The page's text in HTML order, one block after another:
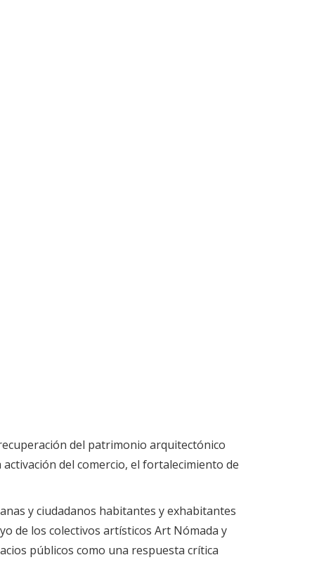
del patrimonio arquitectónico
del comercio, el fortalecimiento de
y ciudadanos habitantes y exhabitantes
de los colectivos artísticos Art Nómada y
públicos como una respuesta crítica